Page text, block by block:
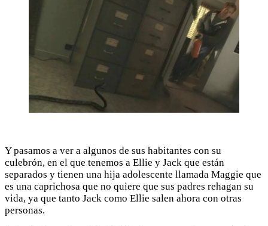
Y pasamos a ver a algunos de sus habitantes con su
culebrón, en el que tenemos a Ellie y Jack que están
separados y tienen una hija adolescente llamada Maggie que
es una caprichosa que no quiere que sus padres rehagan su
vida, ya que tanto Jack como Ellie salen ahora con otras
personas.